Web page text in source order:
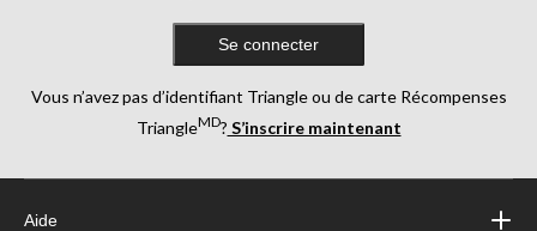
Se connecter
Vous n’avez pas d’identifiant Triangle ou de carte Récompenses
TriangleMD? S’inscrire maintenant
Aide